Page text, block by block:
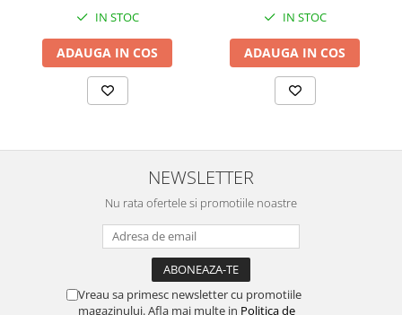
IN STOC
ADAUGA IN COS
IN STOC
ADAUGA IN COS
NEWSLETTER
Nu rata ofertele si promotiile noastre
Vreau sa primesc newsletter cu promotiile
magazinului. Afla mai multe in Politica de